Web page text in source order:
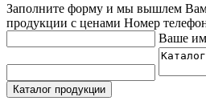
Заполните форму и мы вышлем Вам
продукции с ценами Номер
Ваше
Каталог продукции